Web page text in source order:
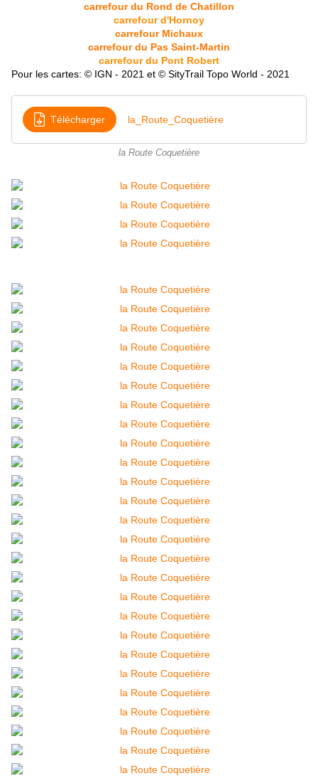
carrefour du Rond de Chatillon
carrefour d'Hornoy
carrefour Michaux
carrefour du Pas Saint-Martin
carrefour du Pont Robert
Pour les cartes: © IGN - 2021 et © SityTrail Topo World - 2021
Télécharger la_Route_Coquetière
la Route Coquetière